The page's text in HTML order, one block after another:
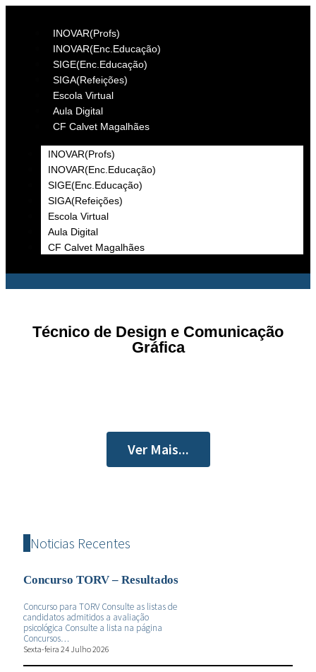
INOVAR(Profs)
INOVAR(Enc.Educação)
SIGE(Enc.Educação)
SIGA(Refeições)
Escola Virtual
Aula Digital
CF Calvet Magalhães
INOVAR(Profs)
INOVAR(Enc.Educação)
SIGE(Enc.Educação)
SIGA(Refeições)
Escola Virtual
Aula Digital
CF Calvet Magalhães
Técnico de Design e Comunicação
Gráfica
Ver Mais...
Noticias Recentes
Concurso TORV – Resultados
Concurso para TORV Consulte as listas de
candidatos admitidos a avaliação
psicológica Consulte a lista na página
Concursos…
Sexta-feira 24 Julho 2026